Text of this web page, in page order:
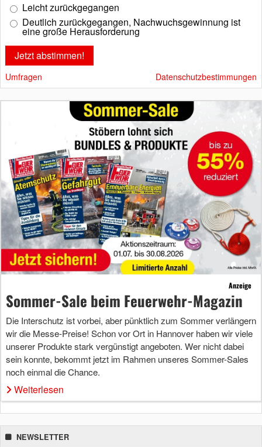
Leicht zurückgegangen
Deutlich zurückgegangen, Nachwuchsgewinnung ist
eine große Herausforderung
Umfragen Datenschutzbestimmungen
Anzeige
Sommer-Sale beim Feuerwehr-Magazin
Die Interschutz ist vorbei, aber pünktlich zum Sommer verlängern
wir die Messe-Preise! Schon vor Ort in Hannover haben wir viele
unserer Produkte stark vergünstigt angeboten. Wer nicht dabei
sein konnte, bekommt jetzt im Rahmen unseres Sommer-Sales
noch einmal die Chance.
Weiterlesen
NEWSLETTER